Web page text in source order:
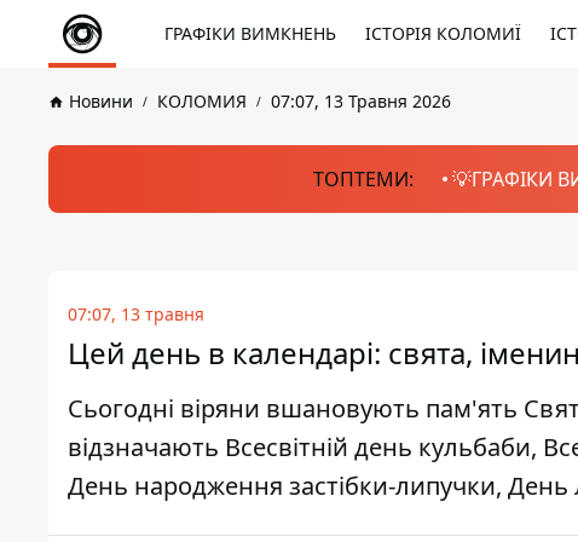
ГРАФІКИ ВИМКНЕНЬ ІСТОРІЯ КОЛОМИЇ
Новини КОЛОМИЯ 07:07, 13 Травня 2026
ТОПТЕМИ: 💡ГРАФІКИ
07:07, 13 травня
Цей день в календарі: свята,
Сьогодні віряни вшановують пам'ять
відзначають Всесвітній день кульбаби,
День народження застібки-липучки,